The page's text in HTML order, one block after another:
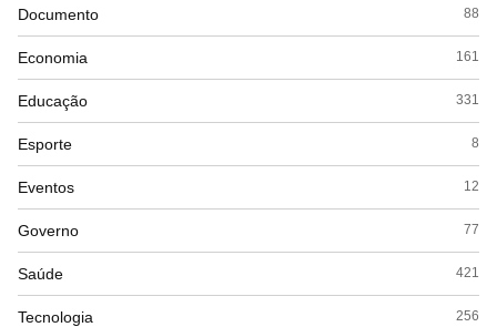
Documento 88
Economia 161
Educação 331
Esporte 8
Eventos 12
Governo 77
Saúde 421
Tecnologia 256